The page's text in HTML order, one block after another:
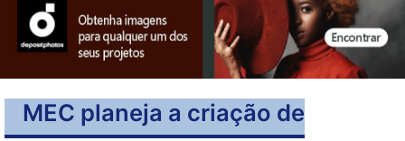
MEC planeja a criação de